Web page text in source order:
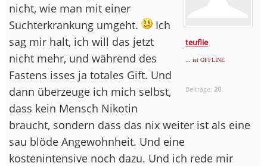
teuflie
... ist OFFLINE
Beiträge: 20
nicht, wie man mit einer
Suchterkrankung umgeht.
Ich
sag mir halt, ich will das jetzt
nicht mehr, und während des
Fastens isses ja totales Gift. Und
dann überzeuge ich mich selbst,
dass kein Mensch Nikotin
braucht, sondern dass das nix weiter ist als eine
sau blöde Angewohnheit. Und eine
kostenintensive noch dazu. Und ich rede mir